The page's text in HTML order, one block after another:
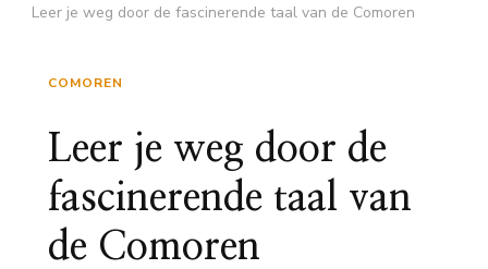
Leer je weg door de fascinerende taal van de Comoren
COMOREN
Leer je weg door de
fascinerende taal van
de Comoren